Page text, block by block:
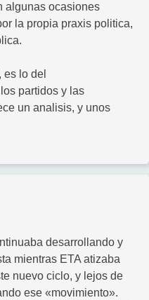
algunas ocasiones
la propia praxis politica,
lo del
partidos y las
un analisis, y unos
desarrollando y
mientras ETA atizaba
nuevo ciclo, y lejos de
ese «movimiento».